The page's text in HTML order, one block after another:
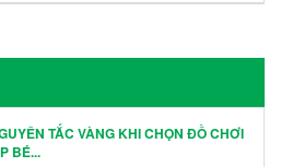
TẮC VÀNG KHI CHỌN ĐỒ CHƠI
BÉ...